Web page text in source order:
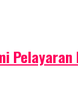
Pelayaran